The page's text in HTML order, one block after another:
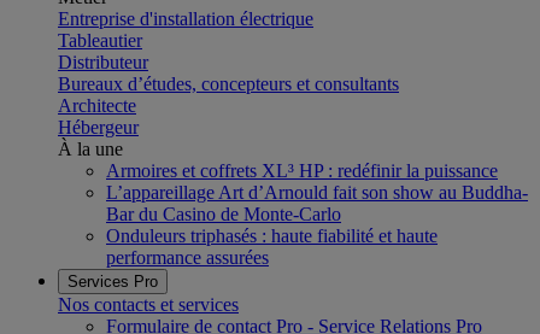
Entreprise d'installation électrique
Tableautier
Distributeur
Bureaux d’études, concepteurs et consultants
Architecte
Hébergeur
À la une
Armoires et coffrets XL³ HP : redéfinir la puissance
L’appareillage Art d’Arnould fait son show au Buddha-
Bar du Casino de Monte-Carlo
Onduleurs triphasés : haute fiabilité et haute
performance assurées
Services Pro
Nos contacts et services
Formulaire de contact Pro - Service Relations Pro